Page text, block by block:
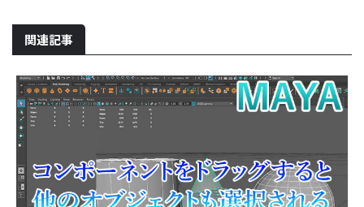
関連記事